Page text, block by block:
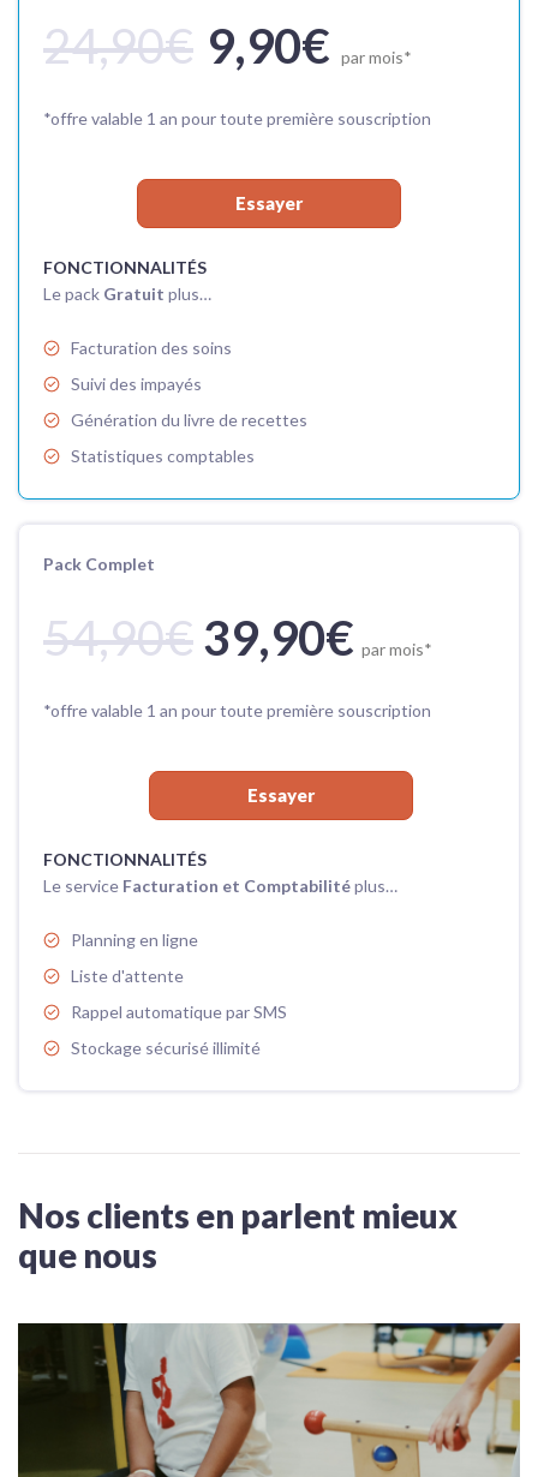
24,90€ 9,90€ par mois*
*offre valable 1 an pour toute première souscription
Essayer
FONCTIONNALITÉS​
Le pack Gratuit plus…
Facturation des soins
Suivi des impayés
Génération du livre de recettes
Statistiques comptables
Pack Complet
54,90€39,90€ par mois*
*offre valable 1 an pour toute première souscription
Essayer
FONCTIONNALITÉS​
Le service Facturation et Comptabilitéplus…
Planning en ligne
Liste d'attente
Rappel automatique par SMS
Stockage sécurisé illimité
Nos clients en parlent mieux
que nous